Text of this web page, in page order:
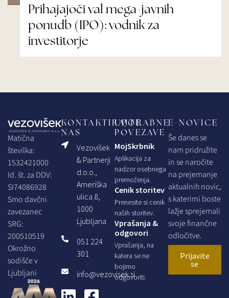
Prihajajoči val mega-javnih
ponudb (IPO): vodnik za
investitorje
Matična
številka:
1532421000
Id. št. za DDV:
SI74086928
Smo davčni
zavezanec
SRG:
200510519
Okrožno
sodišče v
Ljubljani
KONTAKTIRAJTE
NAS
Vezovišek
& Partnerji
d.o.o.,
Ameriška
ulica 8,
1000
Ljubljana
051 224
301
info@vezovisek.si
UPORABNE
POVEZAVE
MojSkrbnik
Aplikacija za
nadzor osebnega
premoženja.
Cenik storitev
Prenesite si cenik
naših storitev.
Vprašanja &
odgovori
Vprašanja, na
katera se ne
bojimo
odgovoriti.
E-NOVICE
Še danes se
nam pridružite
in se naročite
na prejemanje
aktualnih novic,
s katerimi boste
lažje sprejemali
svoje finančne
odločitve.
Prijavite
se